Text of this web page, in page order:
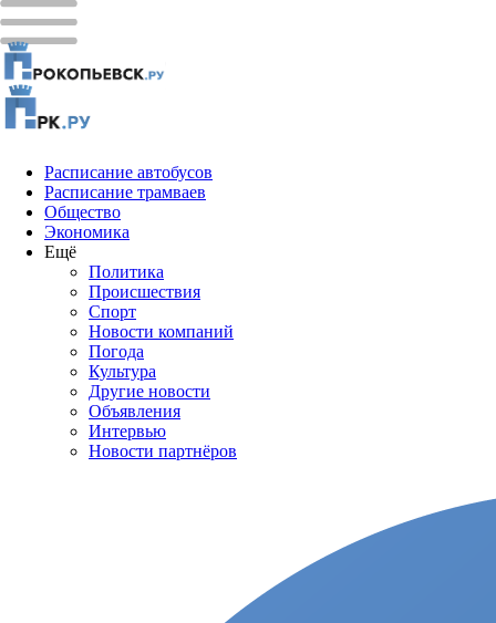
Расписание автобусов
Расписание трамваев
Общество
Экономика
Ещё
Политика
Проиcшествия
Спорт
Новости компаний
Погода
Культура
Другие новости
Объявления
Интервью
Новости партнёров